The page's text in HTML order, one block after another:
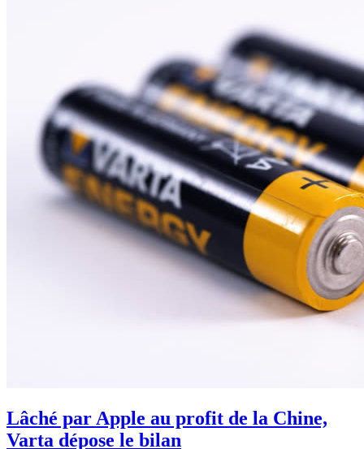
Lâché par Apple au profit de la Chine,
Varta dépose le bilan